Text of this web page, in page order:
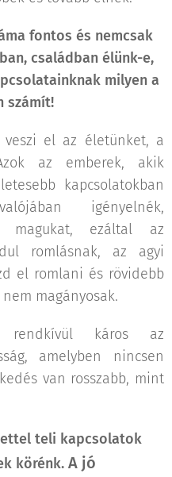
fontos és nemcsak
családban élünk-e,
milyen a
számít!
veszi el az életünket, a
az emberek, akik
kapcsolatokban
igényelnék,
magukat, ezáltal az
romlásnak, az agyi
el romlani és rövidebb
magányosak.
rendkívül káros az
amelyben nincsen
van rosszabb, mint
teli kapcsolatok
körénk. A jó